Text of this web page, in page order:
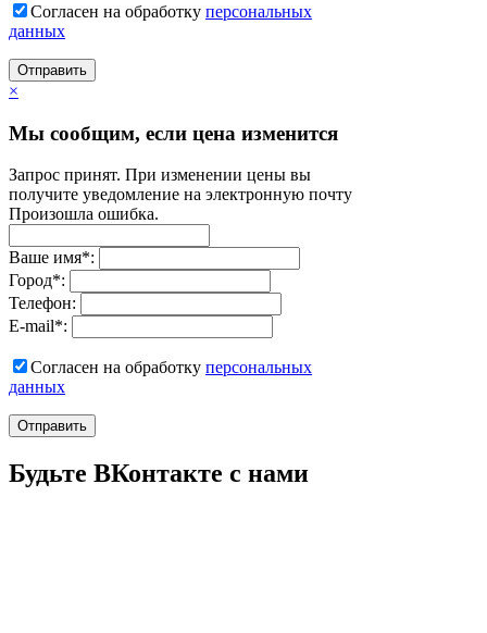
Согласен на обработку персональныx
данных
Отправить
×
Мы сообщим, если цена изменится
Запрос принят. При изменении цены вы
получите уведомление на электронную почту
Произошла ошибка.
Ваше имя*:
Город*:
Телефон:
E-mail*:
Согласен на обработку персональныx
данных
Отправить
Будьте ВКонтакте с нами